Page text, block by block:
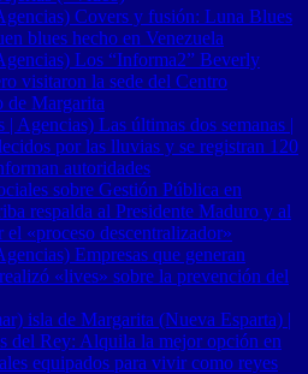
Covers y fusión: Luna Blues
blues hecho en Venezuela
Los “Informa2” Beverly
visitaron la sede del Centro
de Margarita
Agencias) Las últimas dos semanas |
por las lluvias y se registran 120
autoridades
sobre Gestión Pública en
respalda al Presidente Maduro y al
«proceso descentralizador»
Empresas que generan
«lives» sobre la prevención del
isla de Margarita (Nueva Esparta) |
del Rey: Alquila la mejor opción en
equipados para vivir como reyes